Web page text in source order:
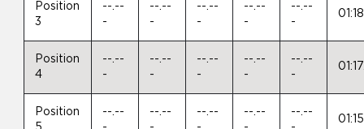
Position
3
--.--
-
--.--
-
--.--
-
--.--
-
--.--
-
Position
4
--.--
-
--.--
-
--.--
-
--.--
-
--.--
-
Position
--.--
--.--
--.--
--.--
--.--